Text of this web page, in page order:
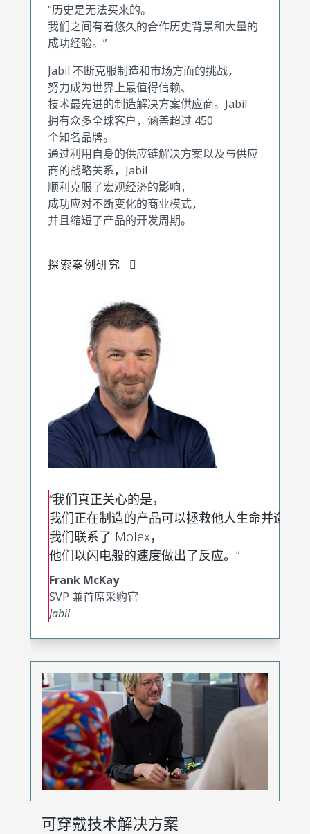
“历史是无法买来的。
我们之间有着悠久的合作历史背景和大量的
成功经验。”
Jabil 不断克服制造和市场方面的挑战，
努力成为世界上最值得信赖、
技术最先进的制造解决方案供应商。Jabil
拥有众多全球客户，涵盖超过 450
个知名品牌。
通过利用自身的供应链解决方案以及与供应
商的战略关系，Jabil
顺利克服了宏观经济的影响，
成功应对不断变化的商业模式，
并且缩短了产品的开发周期。
探索案例研究
“我们真正关心的是，
我们正在制造的产品可以拯救他人生命并造福
我们联系了 Molex，
他们以闪电般的速度做出了反应。”
Frank McKay
SVP 兼首席采购官
Jabil
可穿戴技术解决方案